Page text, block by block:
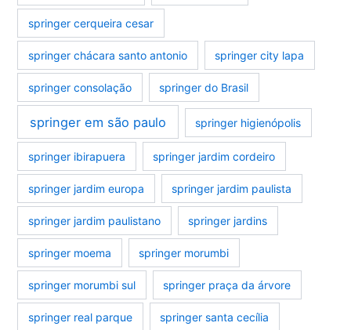
springer cerqueira cesar
springer chácara santo antonio springer city lapa
springer consolação springer do Brasil
springer em são paulo springer higienópolis
springer ibirapuera springer jardim cordeiro
springer jardim europa springer jardim paulista
springer jardim paulistano springer jardins
springer moema springer morumbi
springer morumbi sul springer praça da árvore
springer real parque springer santa cecília